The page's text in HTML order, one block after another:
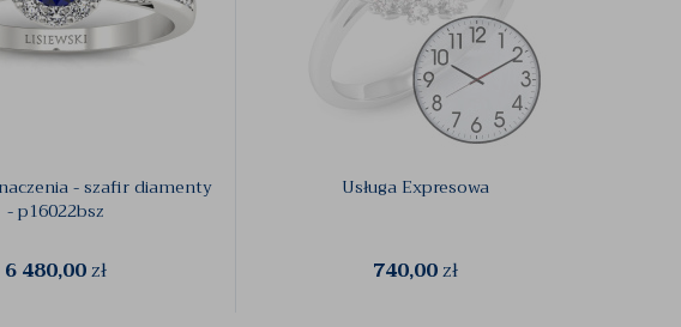
- szafir diamenty
- p16022bsz
6 480,00zł
Usługa Expresowa
740,00zł